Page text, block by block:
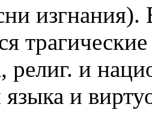
изгнания).
религ. и
и